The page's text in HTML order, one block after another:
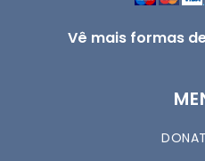
Vê mais formas